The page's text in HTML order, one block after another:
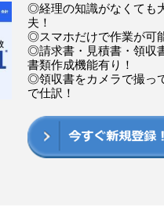
◎経理の知識がなくても
夫！
◎スマホだけで作業が可
◎請求書・見積書・領収
書類作成機能有り！
◎領収書をカメラで撮っ
で仕訳！